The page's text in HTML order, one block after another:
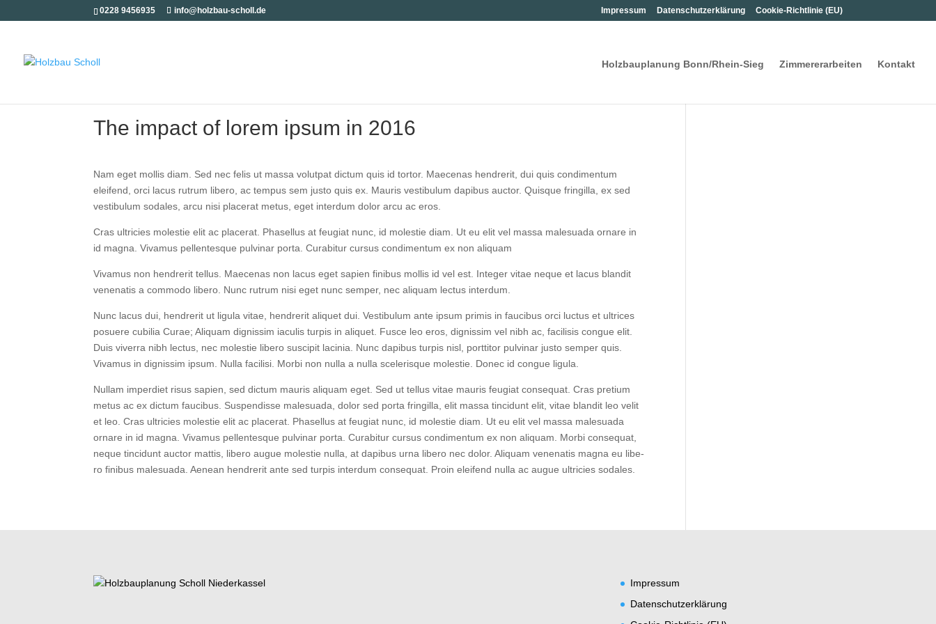
0228 9456935 info@holzbau-scholl.de Impres­sum Daten­schutz­er­klä­rung Coo­kie-Rich­t­­li­­nie (EU)
Holz­bau­pla­nung Bon­n/Rhein-Sieg Zim­me­rer­ar­bei­ten Kon­takt
The impact of lorem ipsum in 2016
Nam eget mol­lis diam. Sed nec felis ut mas­sa volut­pat dic­tum quis id tor­tor. Mae­ce­nas hendre­rit, dui quis con­di­men­tum
eleifend, orci lacus rut­rum libe­ro, ac tem­pus sem jus­to quis ex. Mau­ris ves­ti­bu­lum dapi­bus auc­tor. Quis­que frin­gil­la, ex sed
ves­ti­bu­lum soda­les, arcu nisi pla­ce­rat metus, eget inter­dum dolor arcu ac eros.
Cras ultri­ci­es moles­tie elit ac pla­ce­rat. Pha­sel­lus at feu­gi­at nunc, id moles­tie diam. Ut eu elit vel mas­sa male­sua­da ornare in
id magna. Viva­mus pel­len­tes­que pul­vi­nar por­ta. Curab­i­tur cur­sus con­di­men­tum ex non aliquam
Viva­mus non hendre­rit tel­lus. Mae­ce­nas non lacus eget sapi­en fini­bus mol­lis id vel est. Inte­ger vitae neque et lacus blan­dit
venena­tis a com­mo­do libe­ro. Nunc rut­rum nisi eget nunc sem­per, nec ali­quam lec­tus interdum.
Nunc lacus dui, hendre­rit ut ligu­la vitae, hendre­rit ali­quet dui. Ves­ti­bu­lum ante ipsum pri­mis in fau­ci­bus orci luc­tus et ultri­ces
posue­re cubi­lia Curae; Ali­quam dig­nis­sim iacu­lis tur­pis in ali­quet. Fus­ce leo eros, dig­nis­sim vel nibh ac, faci­li­sis con­gue elit.
Duis viver­ra nibh lec­tus, nec moles­tie libe­ro sus­ci­pit laci­n­ia. Nunc dapi­bus tur­pis nisl, port­ti­tor pul­vi­nar jus­to sem­per quis.
Viva­mus in dig­nis­sim ipsum. Nulla faci­li­si. Mor­bi non nulla a nulla sce­le­ris­que moles­tie. Donec id con­gue ligula.
Null­am imper­diet risus sapi­en, sed dic­tum mau­ris ali­quam eget. Sed ut tel­lus vitae mau­ris feu­gi­at con­se­quat. Cras pre­ti­um
metus ac ex dic­tum fau­ci­bus. Sus­pen­dis­se male­sua­da, dolor sed por­ta frin­gil­la, elit mas­sa tin­cidunt elit, vitae blan­dit leo velit
et leo. Cras ultri­ci­es moles­tie elit ac pla­ce­rat. Pha­sel­lus at feu­gi­at nunc, id moles­tie diam. Ut eu elit vel mas­sa male­sua­da
ornare in id magna. Viva­mus pel­len­tes­que pul­vi­nar por­ta. Curab­i­tur cur­sus con­di­men­tum ex non ali­quam. Mor­bi con­se­quat,
neque tin­cidunt auc­tor mat­tis, libe­ro augue moles­tie nulla, at dapi­bus urna libe­ro nec dolor. Ali­quam venena­tis magna eu libe­
ro fini­bus male­sua­da. Aene­an hendre­rit ante sed tur­pis inter­dum con­se­quat. Pro­in eleifend nulla ac augue ultri­ci­es sodales.
Impres­sum
Daten­schutz­er­klä­rung